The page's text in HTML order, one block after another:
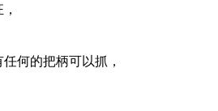
何的把柄可以抓，